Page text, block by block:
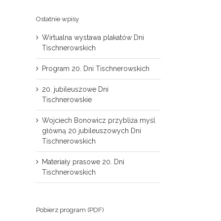
Ostatnie wpisy
Wirtualna wystawa plakatów Dni
Tischnerowskich
Program 20. Dni Tischnerowskich
20. jubileuszowe Dni
Tischnerowskie
Wojciech Bonowicz przybliża myśl
główną 20 jubileuszowych Dni
Tischnerowskich
Materiały prasowe 20. Dni
Tischnerowskich
Pobierz program (PDF)